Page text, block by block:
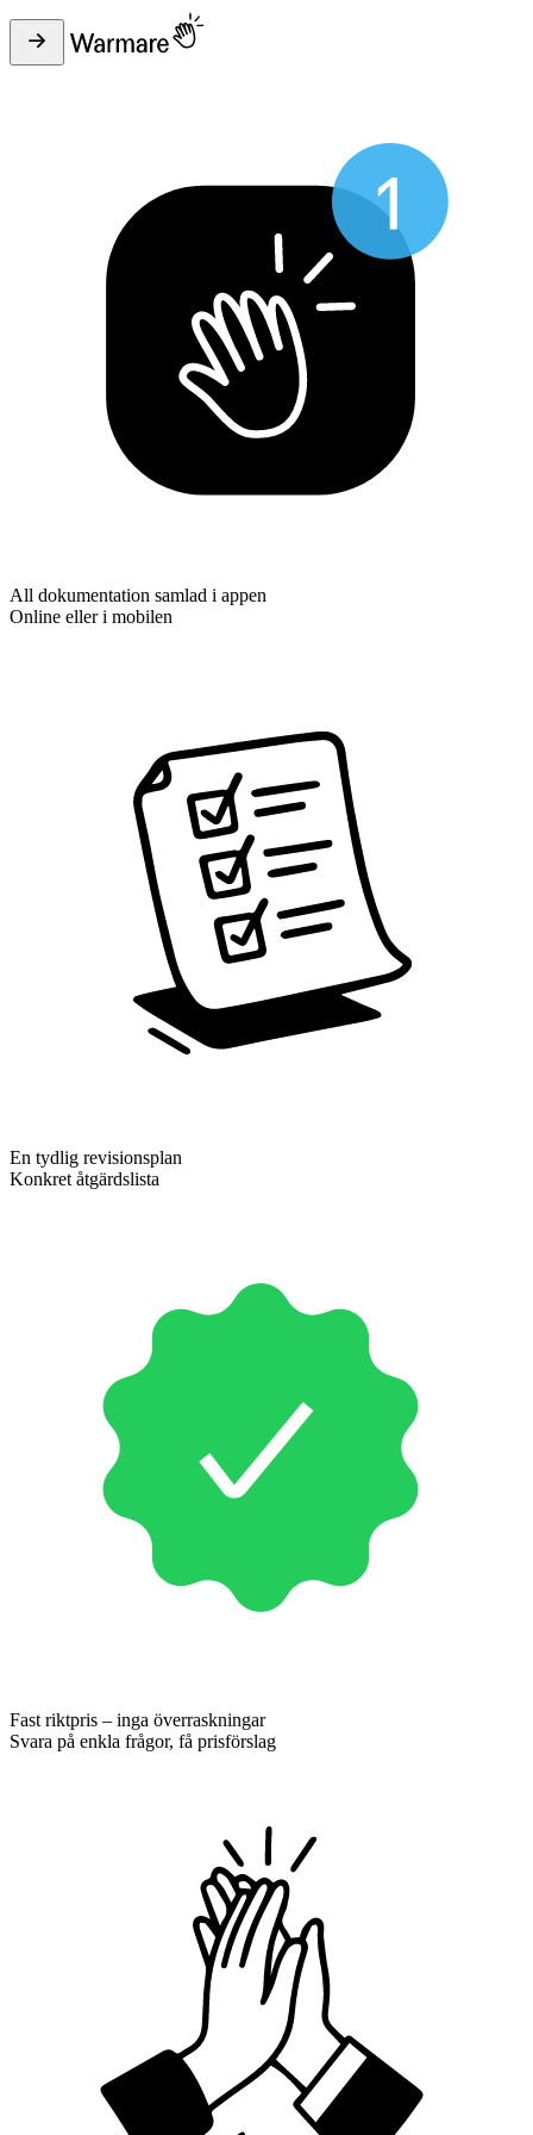
All dokumentation samlad i appen
Online eller i mobilen
En tydlig revisionsplan
Konkret åtgärdslista
Fast riktpris – inga överraskningar
Svara på enkla frågor, få prisförslag